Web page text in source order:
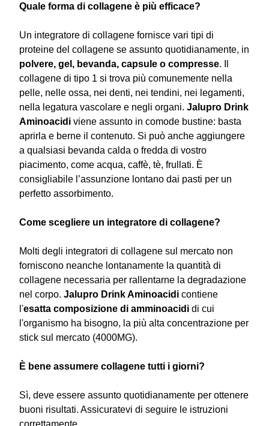
Quale forma di collagene è più efficace?
Un integratore di collagene fornisce vari tipi di
proteine del collagene se assunto quotidianamente, in
polvere, gel, bevanda, capsule o compresse. Il
collagene di tipo 1 si trova più comunemente nella
pelle, nelle ossa, nei denti, nei tendini, nei legamenti,
nella legatura vascolare e negli organi. Jalupro Drink
Aminoacidi viene assunto in comode bustine: basta
aprirla e berne il contenuto. Si può anche aggiungere
a qualsiasi bevanda calda o fredda di vostro
piacimento, come acqua, caffè, tè, frullati. È
consigliabile l’assunzione lontano dai pasti per un
perfetto assorbimento.
Come scegliere un integratore di collagene?
Molti degli integratori di collagene sul mercato non
forniscono neanche lontanamente la quantità di
collagene necessaria per rallentarne la degradazione
nel corpo. Jalupro Drink Aminoacidi contiene
l'esatta composizione di amminoacidi di cui
l'organismo ha bisogno, la più alta concentrazione per
stick sul mercato (4000MG).
È bene assumere collagene tutti i giorni?
Sì, deve essere assunto quotidianamente per ottenere
buoni risultati. Assicuratevi di seguire le istruzioni
correttamente.